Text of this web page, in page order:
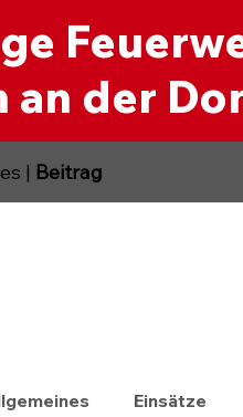
an der
Einsätze
| Beitrag